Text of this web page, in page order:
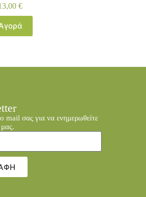
€
mail σας για να ενημερωθείτε